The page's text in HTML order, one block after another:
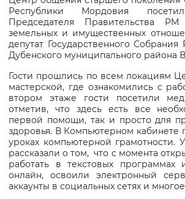
Центр общения старшего
Республики Мордовия
Председателя Правительства
земельных и имущественных
депутат Государственного
Дубенского муниципального района
Гости прошлись по всем локациям
мастерской, где ознакомились с
втором этаже гости посетили
отметив, что здесь есть все
первой помощи, так и просто для
здоровья. В Компьютерном кабинете
уроках компьютерной грамотности.
рассказали о том, что с момента
работать в текстовых
онлайн, освоили электронный
аккаунты в социальных сетях и